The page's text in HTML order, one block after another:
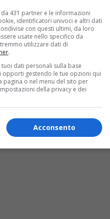
un po’ di libertà
la tragedia: la fune si
si schianta contro un
ricorderà le
del Mottarone
della funivia, il direttore di
intanto continuano
431 partner e le informazioni
identificatori univoci e altri dati
con questi ultimi, da loro
usate nello specifico da
utilizzare dati di
.
dati personali sulla base
gestendo le tue opzioni qui
pagina o nel menu del sito per
della privacy e dei
Acconsento